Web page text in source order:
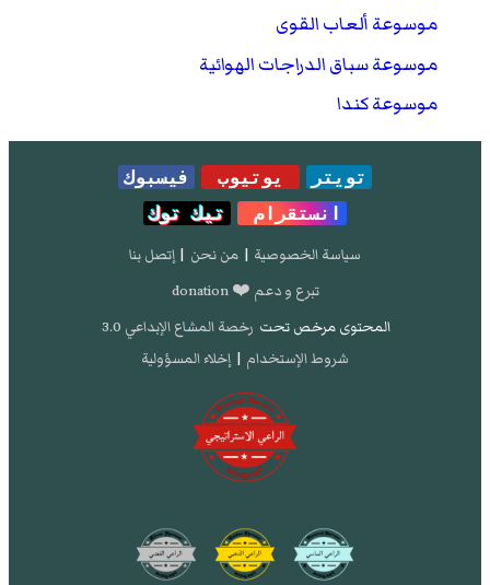
موسوعة ألعاب القوى
موسوعة سباق الدراجات الهوائية
موسوعة كندا
تويتر يوتيوب
فيسبوك
انستقرام
تيك توك
سياسة الخصوصية | من نحن | إتصل بنا
تبرع و دعم ❤️ donation
المحتوى مرخص تحت رخصة المشاع الإبداعي 3.0
شروط الإستخدام | إخلاء المسؤولية